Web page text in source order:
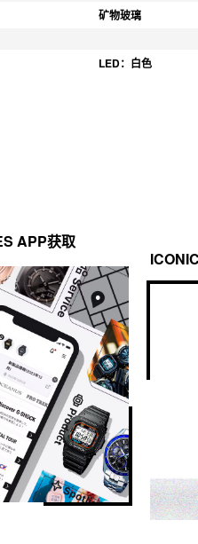
矿物玻璃
LED：白色
APP获取